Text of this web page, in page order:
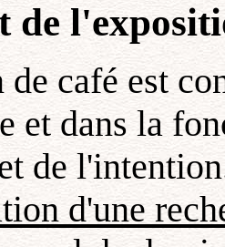
de
café est
et dans la
de
d'une